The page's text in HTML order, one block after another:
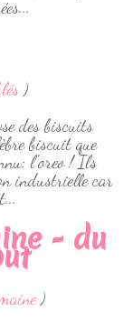
)
des biscuits
biscuit que
l'oreo ! Ils
industrielle car
- du
)